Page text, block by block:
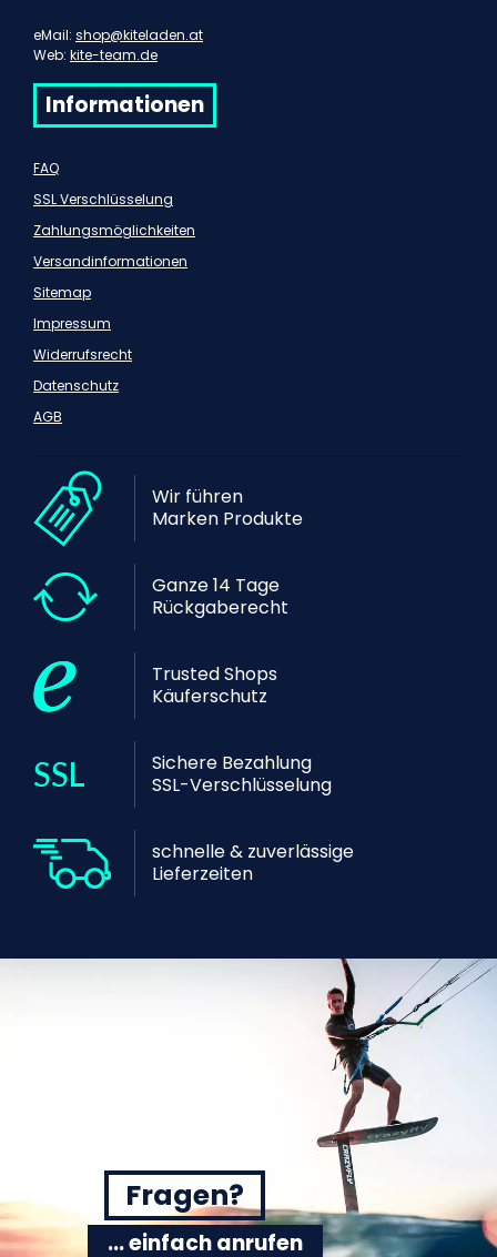
eMail: shop@kiteladen.at
Web: kite-team.de
Informationen
FAQ
SSL Verschlüsselung
Zahlungsmöglichkeiten
Versandinformationen
Sitemap
Impressum
Widerrufsrecht
Datenschutz
AGB
Wir führen
Marken Produkte
Ganze 14 Tage
Rückgaberecht
Trusted Shops
Käuferschutz
Sichere Bezahlung
SSL-Verschlüsselung
schnelle & zuverlässige
Lieferzeiten
Fragen?
... einfach anrufen